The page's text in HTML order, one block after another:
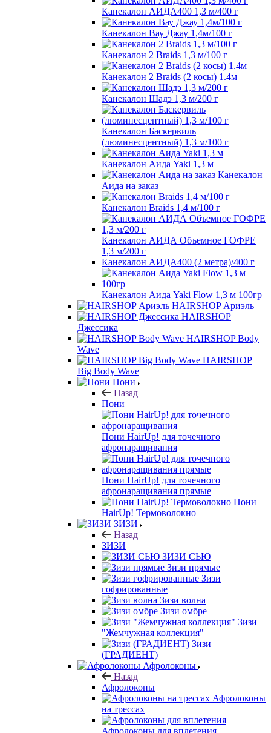
Канекалон АИДА400 1,3 м/400 г
Канекалон Вау Джау 1,4м/100 г
Канекалон 2 Braids 1,3 м/100 г
Канекалон 2 Braids (2 косы) 1.4м
Канекалон Шадэ 1,3 м/200 г
Канекалон Баскервиль
(люминесцентный) 1,3 м/100 г
Канекалон Аида Yaki 1,3 м
Канекалон
Аида на заказ
Канекалон Braids 1,4 м/100 г
Канекалон АИДА Объемное ГОФРЕ
1,3 м/200 г
Канекалон АИДА400 (2 метра)/400 г
Канекалон Аида Yaki Flow 1,3 м 100гр
HAIRSHOP Ариэль
HAIRSHOP
Джессика
HAIRSHOP Body
Wave
HAIRSHOP
Big Body Wave
Пони
Назад
Пони
Пони HairUp! для точечного
афронаращивания
Пони HairUp! для точечного
афронаращивания прямые
Пони
HairUp! Термоволокно
ЗИЗИ
Назад
ЗИЗИ
ЗИЗИ СЬЮ
Зизи прямые
Зизи
гофрированные
Зизи волна
Зизи омбре
Зизи
"Жемчужная коллекция"
Зизи
(ГРАДИЕНТ)
Афролоконы
Назад
Афролоконы
Афролоконы
на трессах
Афролоконы для вплетения